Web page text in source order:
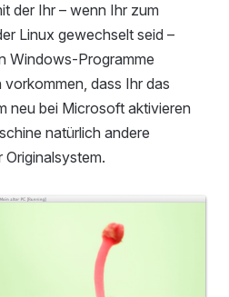
der Ihr – wenn Ihr zum
Linux gewechselt seid –
Windows-Programme
dass Ihr das
neu bei Microsoft aktivieren
natürlich andere
Originalsystem.